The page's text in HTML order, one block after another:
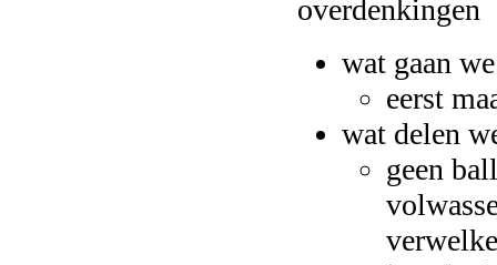
overdenkingen
wat gaan
eerst
wat delen
geen